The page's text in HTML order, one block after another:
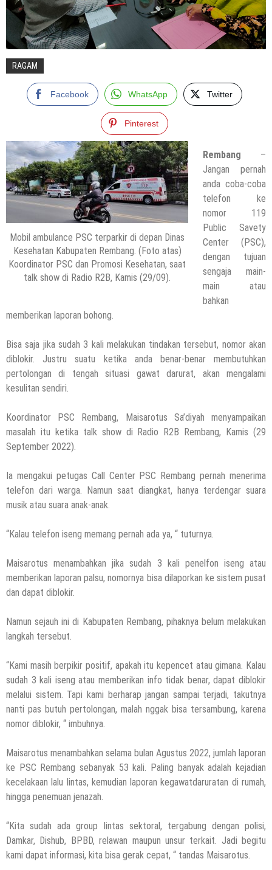
RAGAM
Facebook WhatsApp Twitter
Pinterest
Mobil ambulance PSC terparkir di depan Dinas
Kesehatan Kabupaten Rembang. (Foto atas)
Koordinator PSC dan Promosi Kesehatan, saat
talk show di Radio R2B, Kamis (29/09).
Rembang –
Jangan pernah
anda coba-coba
telefon ke
nomor 119
Public Savety
Center (PSC),
dengan tujuan
sengaja main-
main atau
bahkan
memberikan laporan bohong.
Bisa saja jika sudah 3 kali melakukan tindakan tersebut, nomor akan
diblokir. Justru suatu ketika anda benar-benar membutuhkan
pertolongan di tengah situasi gawat darurat, akan mengalami
kesulitan sendiri.
Koordinator PSC Rembang, Maisarotus Sa’diyah menyampaikan
masalah itu ketika talk show di Radio R2B Rembang, Kamis (29
September 2022).
Ia mengakui petugas Call Center PSC Rembang pernah menerima
telefon dari warga. Namun saat diangkat, hanya terdengar suara
musik atau suara anak-anak.
“Kalau telefon iseng memang pernah ada ya, “ tuturnya.
Maisarotus menambahkan jika sudah 3 kali penelfon iseng atau
memberikan laporan palsu, nomornya bisa dilaporkan ke sistem pusat
dan dapat diblokir.
Namun sejauh ini di Kabupaten Rembang, pihaknya belum melakukan
langkah tersebut.
“Kami masih berpikir positif, apakah itu kepencet atau gimana. Kalau
sudah 3 kali iseng atau memberikan info tidak benar, dapat diblokir
melalui sistem. Tapi kami berharap jangan sampai terjadi, takutnya
nanti pas butuh pertolongan, malah nggak bisa tersambung, karena
nomor diblokir, “ imbuhnya.
Maisarotus menambahkan selama bulan Agustus 2022, jumlah laporan
ke PSC Rembang sebanyak 53 kali. Paling banyak adalah kejadian
kecelakaan lalu lintas, kemudian laporan kegawatdaruratan di rumah,
hingga penemuan jenazah.
“Kita sudah ada group lintas sektoral, tergabung dengan polisi,
Damkar, Dishub, BPBD, relawan maupun unsur terkait. Jadi begitu
kami dapat informasi, kita bisa gerak cepat, “ tandas Maisarotus.